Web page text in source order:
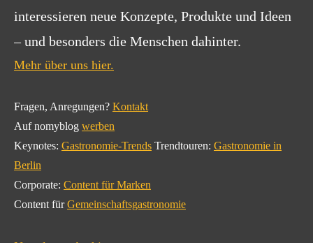
interessieren neue Konzepte, Produkte und Ideen
– und besonders die Menschen dahinter.
Mehr über uns hier.
Fragen, Anregungen? Kontakt
Auf nomyblog werben
Keynotes: Gastronomie-Trends Trendtouren: Gastronomie in
Berlin
Corporate: Content für Marken
Content fürGemeinschaftsgastronomie